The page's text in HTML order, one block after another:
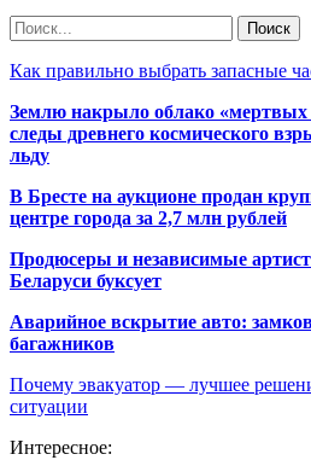
Как правильно выбрать запасные
Землю накрыло облако «мертвых
следы древнего космического
льду
В Бресте на аукционе продан
центре города за 2,7 млн рублей
Продюсеры и независимые
Беларуси буксует
Аварийное вскрытие авто:
багажников
Почему эвакуатор — лучшее
ситуации
Интересное: